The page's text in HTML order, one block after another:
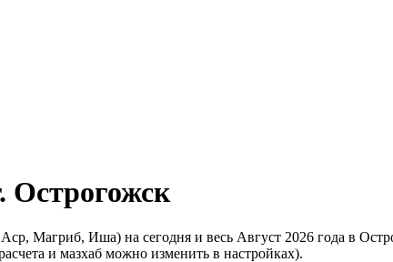
Острогожск
Магриб, Иша) на сегодня и весь Август 2026 года в
и мазхаб можно изменить в настройках).